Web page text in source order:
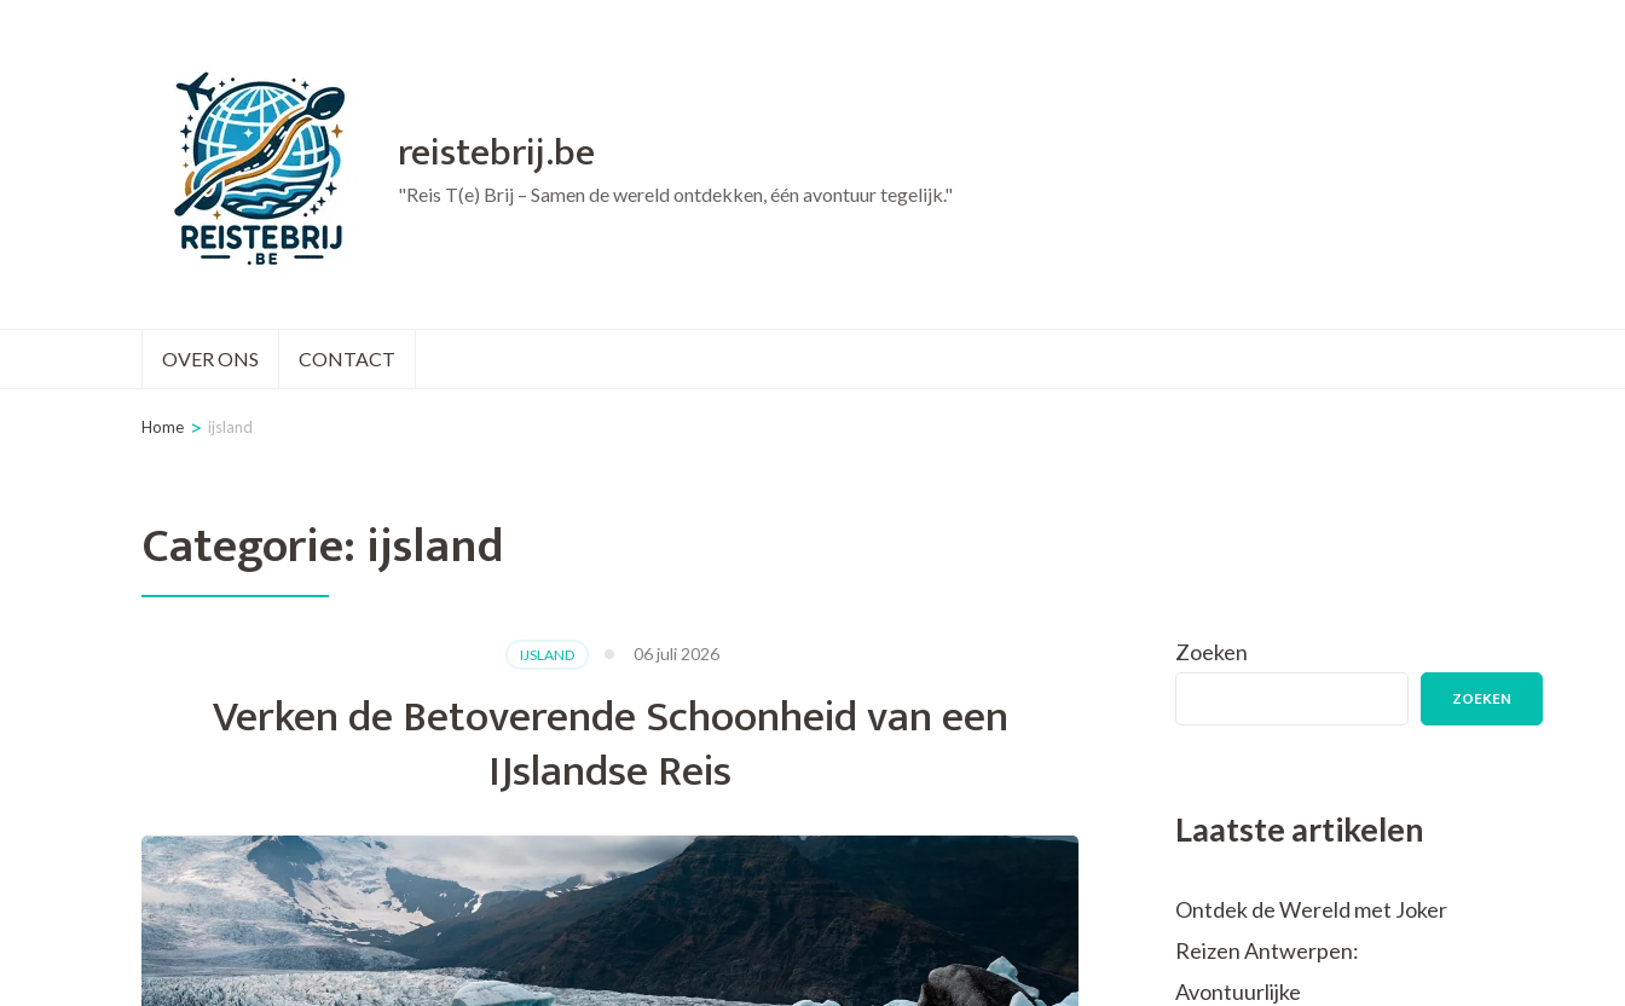
reistebrij.be
"Reis T(e) Brij – Samen de wereld ontdekken, één avontuur tegelijk."
OVER ONS CONTACT
Home > ijsland
Categorie: ijsland
IJSLAND 06 juli 2026
Verken de Betoverende Schoonheid van een
IJslandse Reis
Zoeken
ZOEKEN
Laatste artikelen
Ontdek de Wereld met Joker
Reizen Antwerpen:
Avontuurlijke